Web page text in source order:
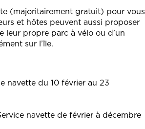
(majoritairement gratuit) pour vous
et hôtes peuvent aussi proposer
propre parc à vélo ou d’un
sur l’île.
navette du 10 février au 23
navette de février à décembre